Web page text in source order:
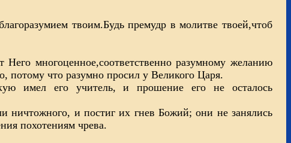
твоим.Будь премудр в молитве твоей,чтоб
многоценное,соответственно разумному желанию
потому что разумно просил у Великого Царя.
имел его учитель, и прошение его не осталось
ничтожного, и постиг их гнев Божий; они не занялись
похотениям чрева.